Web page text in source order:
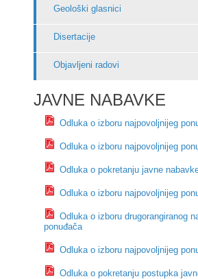
Geološki glasnici
Disertacije
Objavljeni radovi
JAVNE NABAVKE
Odluka o izboru najpovoljnijeg
Odluka o izboru najpovoljnijeg
Odluka o pokretanju javne
Odluka o izboru najpovoljnijeg
Odluka o izboru drugorangiranog
ponuđača
Odluka o izboru najpovoljnijeg
Odluka o pokretanju postupka